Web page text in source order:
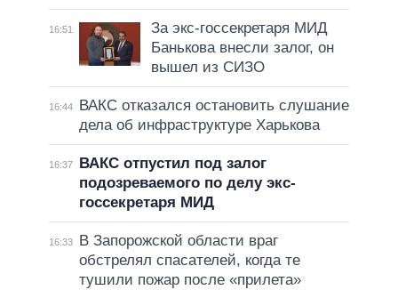
16:51
За экс-госсекретаря МИД
Банькова внесли залог, он
вышел из СИЗО
16:44
ВАКС отказался остановить слушание
дела об инфраструктуре Харькова
16:37
ВАКС отпустил под залог
подозреваемого по делу экс-
госсекретаря МИД
16:33
В Запорожской области враг
обстрелял спасателей, когда те
тушили пожар после «прилета»